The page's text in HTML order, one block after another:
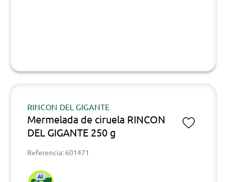
RINCON DEL GIGANTE
Mermelada de ciruela RINCON
DEL GIGANTE 250 g
Referencia: 601471